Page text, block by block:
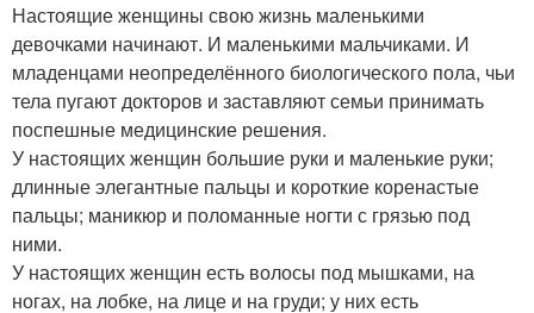
Настоящие женщины свою жизнь маленькими
девочками начинают. И маленькими мальчиками. И
младенцами неопределённого биологического пола, чьи
тела пугают докторов и заставляют семьи принимать
поспешные медицинские решения.
У настоящих женщин большие руки и маленькие руки;
длинные элегантные пальцы и короткие коренастые
пальцы; маникюр и поломанные ногти с грязью под
ними.
У настоящих женщин есть волосы под мышками, на
ногах, на лобке, на лице и на груди; у них есть